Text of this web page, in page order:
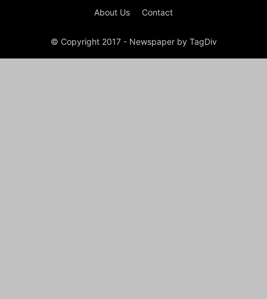
About Us Contact
© Copyright 2017 - Newspaper by TagDiv